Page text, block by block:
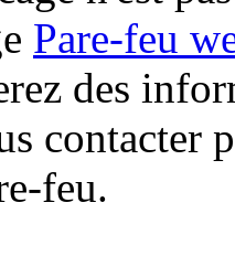
Pare-feu
des
contacter
feu.